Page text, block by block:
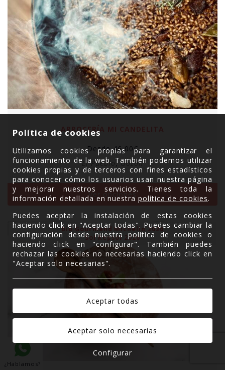
ARROCERÍA MI CANDELITA
Desde46,00€
El Pueblo ,Gozón
Ver opciones
Bib Gourmand Michelin 2026
Sol Repsol 2026
Política de cookies
Utilizamos cookies propias para garantizar el
funcionamiento de la web. También podemos utilizar
cookies propias y de terceros con fines estadísticos
para conocer cómo los usuarios usan nuestra página
y mejorar nuestros servicios. Tienes toda la
información detallada en nuestrapolítica de cookies.
Puedes aceptar la instalación de estas cookies
haciendo click en "Aceptar todas". Puedes cambiar la
configuración desde nuestra política de cookies o
haciendo click en "configurar". También puedes
rechazar las cookies no necesarias haciendo click en
"Aceptar solo necesarias".
Configurar
¿Hablamos?